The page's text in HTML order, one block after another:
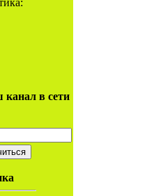
в сети